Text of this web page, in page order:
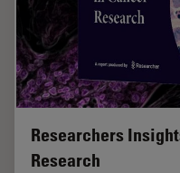
Researchers
Research